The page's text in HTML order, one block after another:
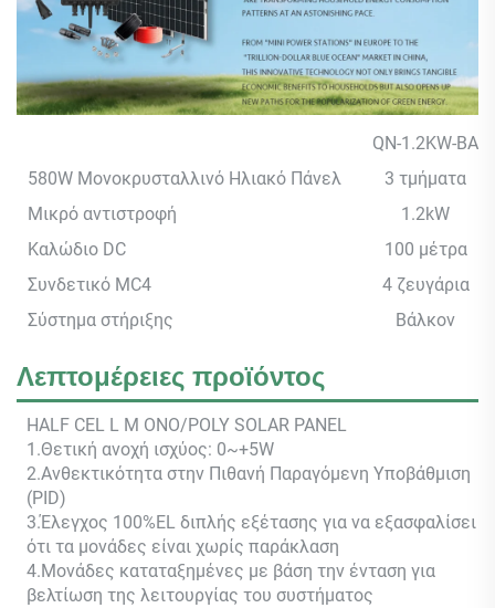
QN-1.2KW-BA
580W Μονοκρυσταλλινό Ηλιακό Πάνελ
3 τμήματα
Μικρό αντιστροφή
1.2kW
Καλώδιο DC
100 μέτρα
Συνδετικό MC4
4 ζευγάρια
Σύστημα στήριξης
Βάλκον
Λεπτομέρειες προϊόντος
HALF CEL L M ONO/POLY SOLAR PANEL
1.Θετική ανοχή ισχύος: 0~+5W
2.Ανθεκτικότητα στην Πιθανή Παραγόμενη Υποβάθμιση
(PID)
3.Έλεγχος 100%EL διπλής εξέτασης για να εξασφαλίσει
ότι τα μονάδες είναι χωρίς παράκλαση
4.Μονάδες καταταξημένες με βάση την ένταση για
βελτίωση της λειτουργίας του συστήματος